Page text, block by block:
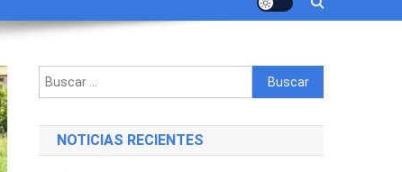
Buscar:
NOTICIAS RECIENTES